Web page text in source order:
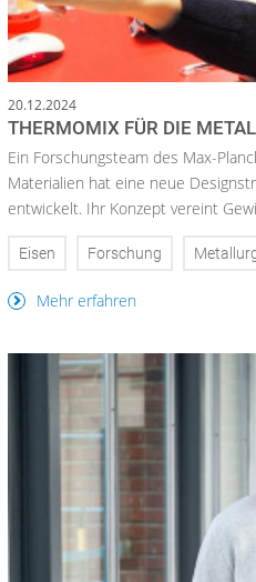
20.12.2024
THERMOMIX FÜR DIE
Ein Forschungsteam des Max-
Materialien hat eine neue
entwickelt. Ihr Konzept vereint
Eisen Forschung
Mehr erfahren